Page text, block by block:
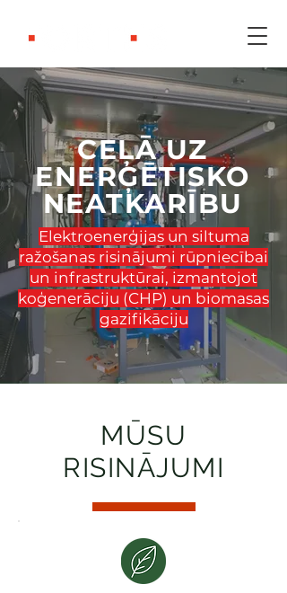
CEĻĀ UZ
ENERĢĒTISKO
NEATKARĪBU
Elektroenerģijas un siltuma
ražošanas risinājumi rūpniecībai
un infrastruktūrai, izmantojot
koģenerāciju (CHP) un biomasas
gazifikāciju
MŪSU
RISINĀJUMI